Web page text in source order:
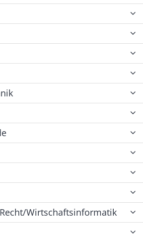
Wirtschaftsinformatik